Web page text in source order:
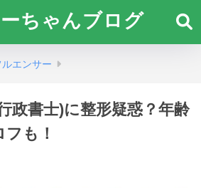
ちゃんブログ
エンサー
政書士)に整形疑惑？年齢
も！